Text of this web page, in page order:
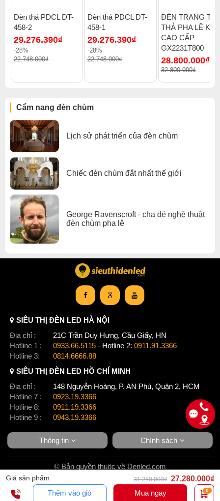
Đèn thả PDCL DT-
458-2
29.276.390₫
-
-28%
22.748.000₫
Đèn thả PDCL DT-
458-1
29.276.390₫
-
-28%
22.748.000₫
ĐÈN TRANG TRÍ
THẢ PHA LÊ K9
CAO CẤP
GX2231T800
28.800.000₫
32.800.000₫
Cẩm nang đèn chùm
Lịch sử phát triển của đèn chùm
Chiếc đèn chùm đắt nhất thế giới
George Ravenscroft - cha đẻ nghệ thuật
đèn chùm pha lê
Giá sản phẩm 31.280.000₫ 27.280.000₫
Thêm vào giỏ
Mua ngay 0
SIÊU THỊ ĐÈN LED HÀ NỘI
Địa chỉ :
21C Trần Duy Hưng, Cầu Giấy, HN
Hotline 1 :
0933.66.5115 - Hotline 2: 0911.91.3366
Hotline 3:
0814.6666.88
SIÊU THỊ ĐÈN LED HỒ CHÍ MINH
Địa chỉ :
148 Nguyễn Hoàng, P. AN Phú, Quận 2, HCM
Hotline 7 :
0923.19.3366
Hotline 8:
0911.19.3366
Hotline 9 :
0943.19.3366
Thông tin Chính sách
© Bản quyền thuộc về Denled.com